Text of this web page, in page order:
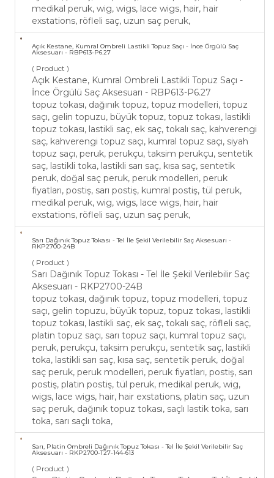
medikal peruk, wig, wigs, lace wigs, hair, hair
exstations, röfleli saç, uzun saç peruk,
Açık Kestane, Kumral Ombreli Lastikli Topuz Saçı - İnce Örgülü Saç
Aksesuarı - RBP613-P6.27
( Product )
Açık Kestane, Kumral Ombreli Lastikli Topuz Saçı -
İnce Örgülü Saç Aksesuarı - RBP613-P6.27
topuz tokası, dağınık topuz, topuz modelleri, topuz
saçı, gelin topuzu, büyük topuz, topuz tokası, lastikli
topuz tokası, lastikli saç, ek saç, tokalı saç, kahverengi
saç, kahverengi topuz saçı, kumral topuz saçı, siyah
topuz saçı, peruk, perukçu, taksim perukçu, sentetik
saç, lastikli toka, lastikli sarı saç, kısa saç, sentetik
peruk, doğal saç peruk, peruk modelleri, peruk
fiyatları, postiş, sarı postiş, kumral postiş, tül peruk,
medikal peruk, wig, wigs, lace wigs, hair, hair
exstations, röfleli saç, uzun saç peruk,
Sarı Dağınık Topuz Tokası - Tel İle Şekil Verilebilir Saç Aksesuarı -
RKP2700-24B
( Product )
Sarı Dağınık Topuz Tokası - Tel İle Şekil Verilebilir Saç
Aksesuarı - RKP2700-24B
topuz tokası, dağınık topuz, topuz modelleri, topuz
saçı, gelin topuzu, büyük topuz, topuz tokası, lastikli
topuz tokası, lastikli saç, ek saç, tokalı saç, röfleli saç,
platin topuz saçı, sarı topuz saçı, kumral topuz saçı,
peruk, perukçu, taksim perukçu, sentetik saç, lastikli
toka, lastikli sarı saç, kısa saç, sentetik peruk, doğal
saç peruk, peruk modelleri, peruk fiyatları, postiş, sarı
postiş, platin postiş, tül peruk, medikal peruk, wig,
wigs, lace wigs, hair, hair exstations, platin saç, uzun
saç peruk, dağınık topuz tokası, saçlı lastik toka, sarı
toka, sarı saçlı toka,
Sarı, Platin Ombreli Dağınık Topuz Tokası - Tel İle Şekil Verilebilir Saç
Aksesuarı - RKP2700-T27-144-613
( Product )